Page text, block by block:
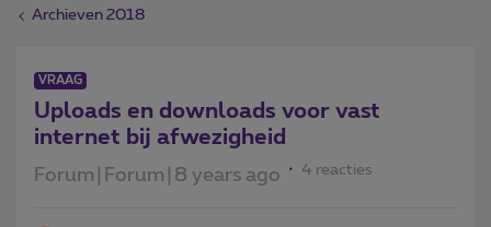
Archieven 2018
VRAAG
Uploads en downloads voor vast
internet bij afwezigheid
Forum|Forum|8 years ago 4 reacties